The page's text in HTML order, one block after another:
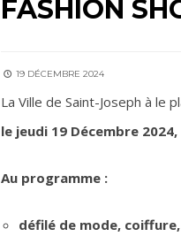
FASHION
19 DÉCEMBRE 2024
La Ville de Saint-Joseph à le
le jeudi 19 Décembre 2024,
Au programme :
défilé de mode,